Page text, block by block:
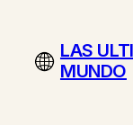
contenidoLAS
MUNDO